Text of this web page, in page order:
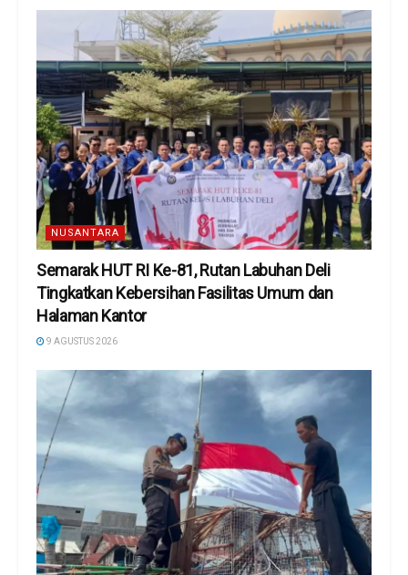
NUSANTARA
Semarak HUT RI Ke-81, Rutan Labuhan Deli
Tingkatkan Kebersihan Fasilitas Umum dan
Halaman Kantor
9 AGUSTUS 2026